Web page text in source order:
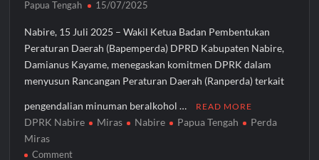
dan
Papua Tengah 15/07/2025
Nabire, 15 Juli 2025 – Wakil Ketua Badan Pembentukan
Peraturan Daerah (Bapemperda) DPRD Kabupaten Nabire,
Damianus Kayame, menegaskan komitmen DPRK dalam
menyusun Rancangan Peraturan Daerah (Ranperda) terkait
pengendalian minuman beralkohol … READ MORE
DPRK Nabire Miras Nabire Papua Tengah
Perda
Miras
Commenton